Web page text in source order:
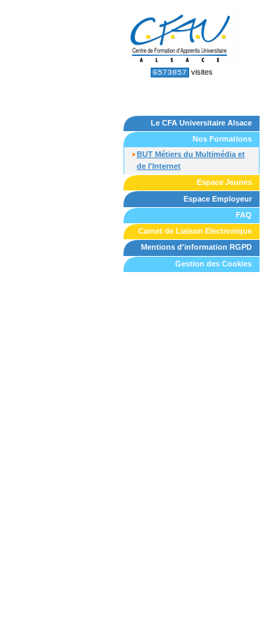
content.
Skip
navigation
6573857 visites
Le CFA Universitaire Alsace
Nos Formations
BUT Métiers du Multimédia et
de l'Internet
Espace Jeunes
Espace Employeur
FAQ
Carnet de Liaison Electronique
Mentions d'information RGPD
Gestion des Cookies